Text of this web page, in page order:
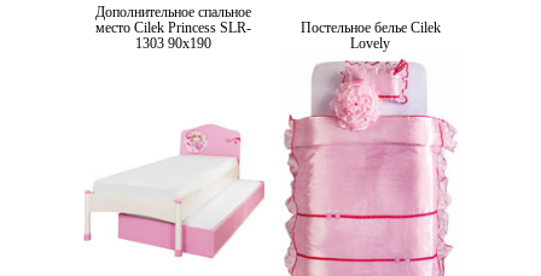
Дополнительное спальное
место Cilek Princess SLR-
1303 90x190
Постельное белье Cilek
Lovely